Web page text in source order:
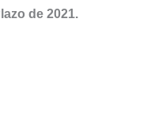
de 2021.